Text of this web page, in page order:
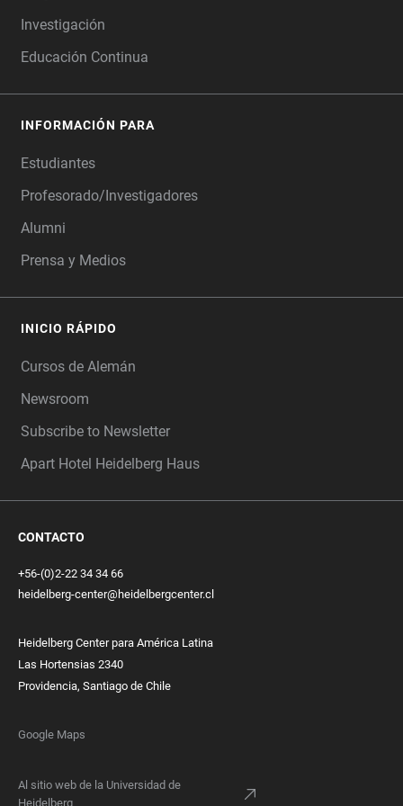
Investigación
Educación Continua
INFORMACIÓN PARA
Estudiantes
Profesorado/Investigadores
Alumni
Prensa y Medios
INICIO RÁPIDO
Cursos de Alemán
Newsroom
Subscribe to Newsletter
Apart Hotel Heidelberg Haus
CONTACTO
+56-(0)2-22 34 34 66
heidelberg-center@heidelbergcenter.cl
Heidelberg Center para América Latina
Las Hortensias 2340
Providencia, Santiago de Chile
Google Maps
Al sitio web de la Universidad de
Heidelberg